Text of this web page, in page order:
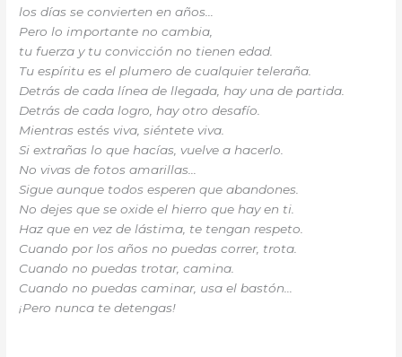
los días se convierten en años…
Pero lo importante no cambia,
tu fuerza y tu convicción no tienen edad.
Tu espíritu es el plumero de cualquier teleraña.
Detrás de cada línea de llegada, hay una de partida.
Detrás de cada logro, hay otro desafío.
Mientras estés viva, siéntete viva.
Si extrañas lo que hacías, vuelve a hacerlo.
No vivas de fotos amarillas…
Sigue aunque todos esperen que abandones.
No dejes que se oxide el hierro que hay en ti.
Haz que en vez de lástima, te tengan respeto.
Cuando por los años no puedas correr, trota.
Cuando no puedas trotar, camina.
Cuando no puedas caminar, usa el bastón…
¡Pero nunca te detengas!